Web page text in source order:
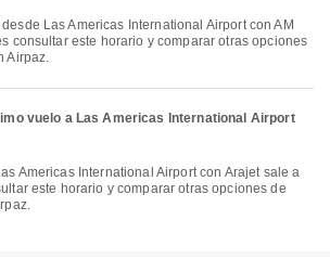
consultar este horario y comparar otras opciones
Airpaz.
vuelo a Las Americas International Airport
este horario y comparar otras opciones de